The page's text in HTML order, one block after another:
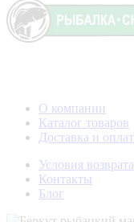
О компании
Каталог товаров
Доставка и
Условия
Контакты
Блог